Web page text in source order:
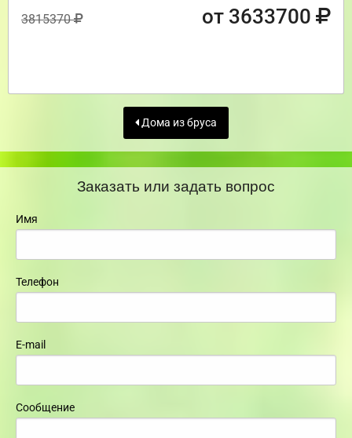
3815370 от 3633700
Дома из бруса
Заказать или задать вопрос
Имя
Телефон
E-mail
Сообщение